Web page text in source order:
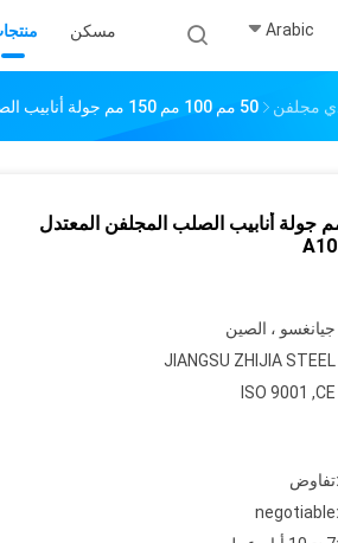
مسكن Arabic
مجلفن 50 مم 100 مم 150 مم جولة أنابيب الصلب المجلفن المعتدل Astm قياسي A106 Gr A
مم 100 مم 150 مم جولة أنابيب الصلب المجلفن المعتدل
جيانغسو ، الصين
JIANGSU ZHIJIA STEEL
ISO 9001 ,CE
تفاوض
negotiable